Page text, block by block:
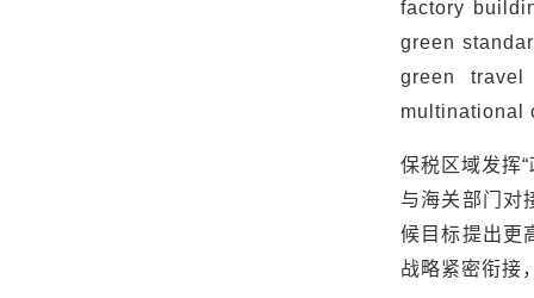
factory
green
green
multinational
保税区域发挥“
与海关部门对
候目标提出更
战略紧密衔接